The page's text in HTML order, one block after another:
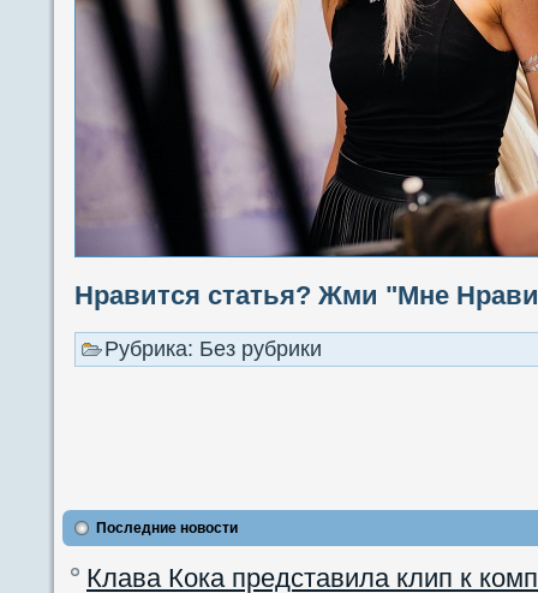
Нравится статья? Жми "Мне
Рубрика: Без рубрики
Последние новости
Клава Кока представила клип к